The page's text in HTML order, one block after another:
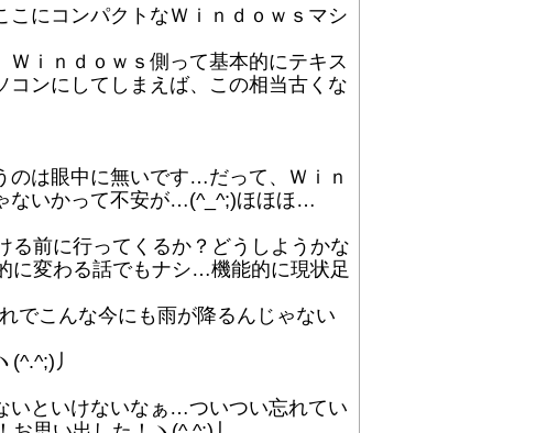
にコンパクトなＷｉｎｄｏｗｓマシ
ｉｎｄｏｗｓ側って基本的にテキス
ンにしてしまえば、この相当古くな
は眼中に無いです…だって、Ｗｉｎ
ないかって不安が…(^_^;)ほほほ…
前に行ってくるか？どうしようかな
に変わる話でもナシ…機能的に現状足
でこんな今にも雨が降るんじゃない
丿
いといけないなぁ…ついつい忘れてい